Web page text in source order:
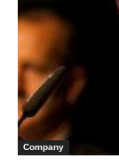
Company